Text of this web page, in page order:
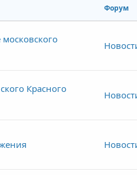
Форум
Красного